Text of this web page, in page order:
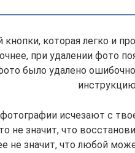
которая легко и
при удалении фото
было удалено
исчезают с
не значит, что
не значит, что любой